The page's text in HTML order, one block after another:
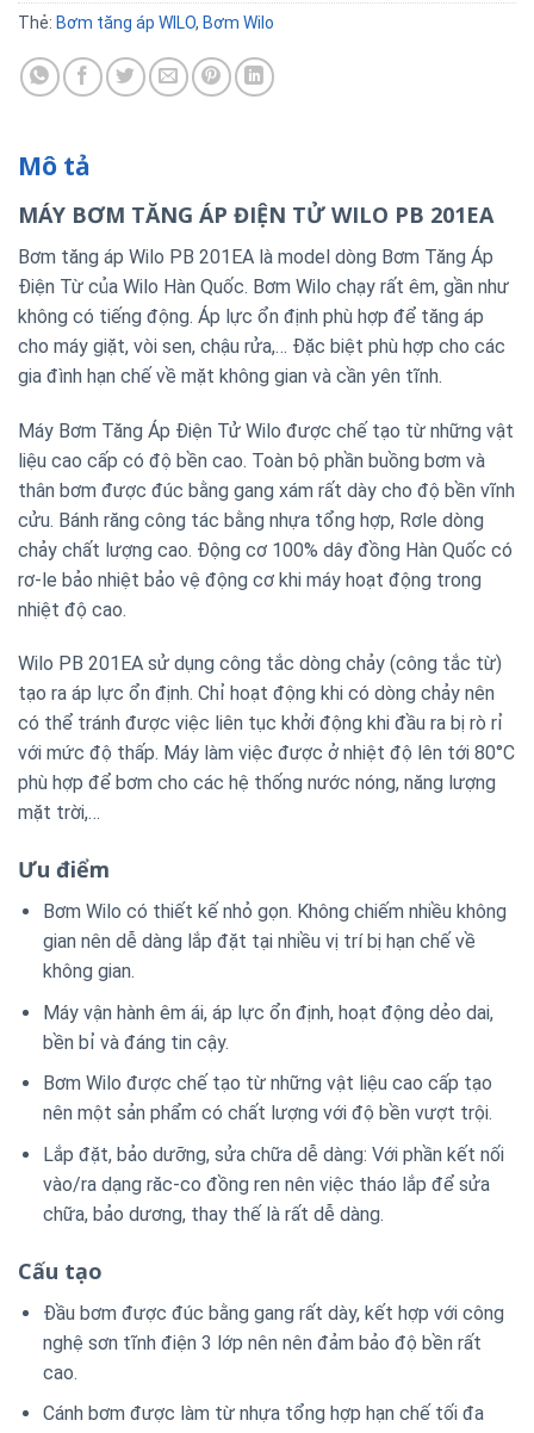
Thẻ: Bơm tăng áp WILO, Bơm Wilo
Mô tả
MÁY BƠM TĂNG ÁP ĐIỆN TỬ WILO PB 201EA
Bơm tăng áp Wilo PB 201EA là model dòng Bơm Tăng Áp
Điện Từ của Wilo Hàn Quốc. Bơm Wilo chạy rất êm, gần như
không có tiếng động. Áp lực ổn định phù hợp để tăng áp
cho máy giặt, vòi sen, chậu rửa,… Đặc biệt phù hợp cho các
gia đình hạn chế về mặt không gian và cần yên tĩnh.
Máy Bơm Tăng Áp Điện Tử Wilo được chế tạo từ những vật
liệu cao cấp có độ bền cao. Toàn bộ phần buồng bơm và
thân bơm được đúc bằng gang xám rất dày cho độ bền vĩnh
cửu. Bánh răng công tác bằng nhựa tổng hợp, Rơle dòng
chảy chất lượng cao. Động cơ 100% dây đồng Hàn Quốc có
rơ-le bảo nhiệt bảo vệ động cơ khi máy hoạt động trong
nhiệt độ cao.
Wilo PB 201EA sử dụng công tắc dòng chảy (công tắc từ)
tạo ra áp lực ổn định. Chỉ hoạt động khi có dòng chảy nên
có thể tránh được việc liên tục khởi động khi đầu ra bị rò rỉ
với mức độ thấp. Máy làm việc được ở nhiệt độ lên tới 80°C
phù hợp để bơm cho các hệ thống nước nóng, năng lượng
mặt trời,…
Ưu điểm
Bơm Wilo có thiết kế nhỏ gọn. Không chiếm nhiều không
gian nên dễ dàng lắp đặt tại nhiều vị trí bị hạn chế về
không gian.
Máy vận hành êm ái, áp lực ổn định, hoạt động dẻo dai,
bền bỉ và đáng tin cậy.
Bơm Wilo được chế tạo từ những vật liệu cao cấp tạo
nên một sản phẩm có chất lượng với độ bền vượt trội.
Lắp đặt, bảo dưỡng, sửa chữa dễ dàng: Với phần kết nối
vào/ra dạng răc-co đồng ren nên việc tháo lắp để sửa
chữa, bảo dương, thay thế là rất dễ dàng.
Cấu tạo
Đầu bơm được đúc bằng gang rất dày, kết hợp với công
nghệ sơn tĩnh điện 3 lớp nên nên đảm bảo độ bền rất
cao.
Cánh bơm được làm từ nhựa tổng hợp hạn chế tối đa